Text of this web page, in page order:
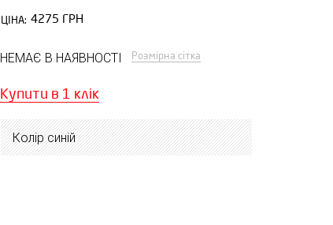
ЦІНА: 4275 ГРН
НЕМАЄ В НАЯВНОСТІ Розмірна сітка
Купити в 1 клік
Колір синій